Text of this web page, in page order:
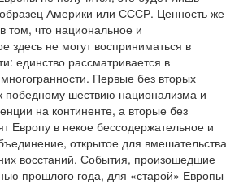
Америки или СССР. Ценность же
том, что национальное и
здесь не могут восприниматься в
единство рассматривается в
Первые без вторых
победному шествию национализма и
на континенте, а вторые без
Европу в некое бессодержательное и
открытое для вмешательства
восстаний. События, произошедшие
прошлого года, для «старой» Европы